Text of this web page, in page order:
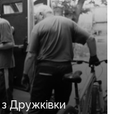
з Дружківки